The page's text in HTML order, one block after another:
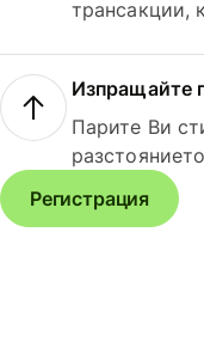
трансакции,
Изпращайте
Парите Ви
Регистрация